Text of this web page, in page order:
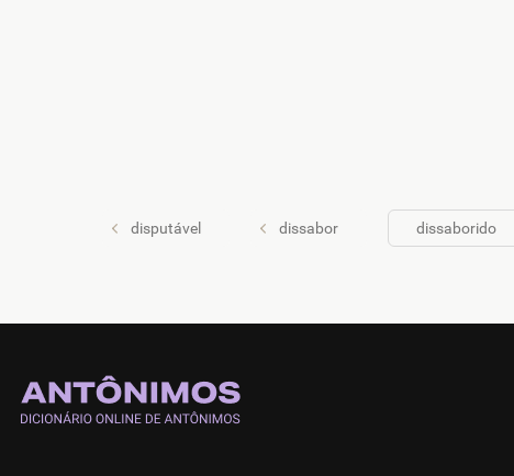
disputável dissabor dissaborido